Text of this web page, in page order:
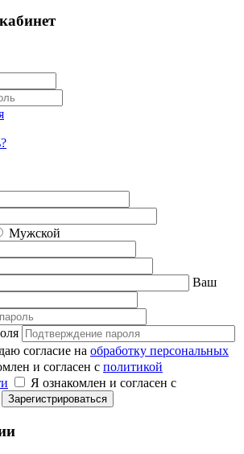
Мужской
Ваш
согласие на обработку персональных
и согласен с политикой
Я ознакомлен и согласен с